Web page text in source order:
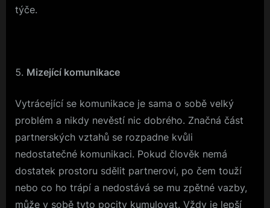
týče.
Mizející komunikace
Vytrácející se komunikace je sama o sobě velký
problém a nikdy nevěstí nic dobrého. Značná část
partnerských vztahů se rozpadne kvůli
nedostatečné komunikaci. Pokud člověk nemá
dostatek prostoru sdělit partnerovi, po čem touží
nebo co ho trápí a nedostává se mu zpětné vazby,
může v sobě tyto pocity kumulovat. Vždy je lepší